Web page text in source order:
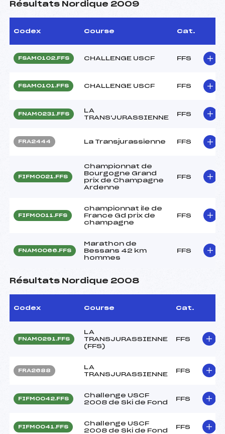
Résultats Nordique 2009
Codex Course Cat.
FSAM0102.FFS CHALLENGE USCF FFS
FSAM0101.FFS CHALLENGE USCF FFS
FNAM0231.FFS
LA
TRANS'JURASSIENNE
FFS
FRA2444 La Transjurassienne FFS
FIFM0021.FFS
Championnat de
Bourgogne Grand
prix de Champagne
Ardenne
FFS
FIFM0011.FFS
championnat ile de
France Gd prix de
champagne
FFS
FNAM0066.FFS
Marathon de
Bessans 42 km
hommes
FFS
Résultats Nordique 2008
Codex Course Cat.
FNAM0291.FFS
LA
TRANSJURASSIENNE
(FFS)
FFS
FRA2688
LA
TRANSJURASSIENNE
FFS
FIFM0042.FFS
Challenge USCF
2008 de Ski de Fond
FFS
FIFM0041.FFS
Challenge USCF
2008 de Ski de Fond
FFS